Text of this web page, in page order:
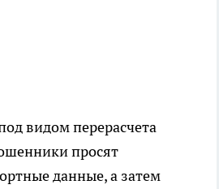
видом перерасчета
просят
данные, а затем